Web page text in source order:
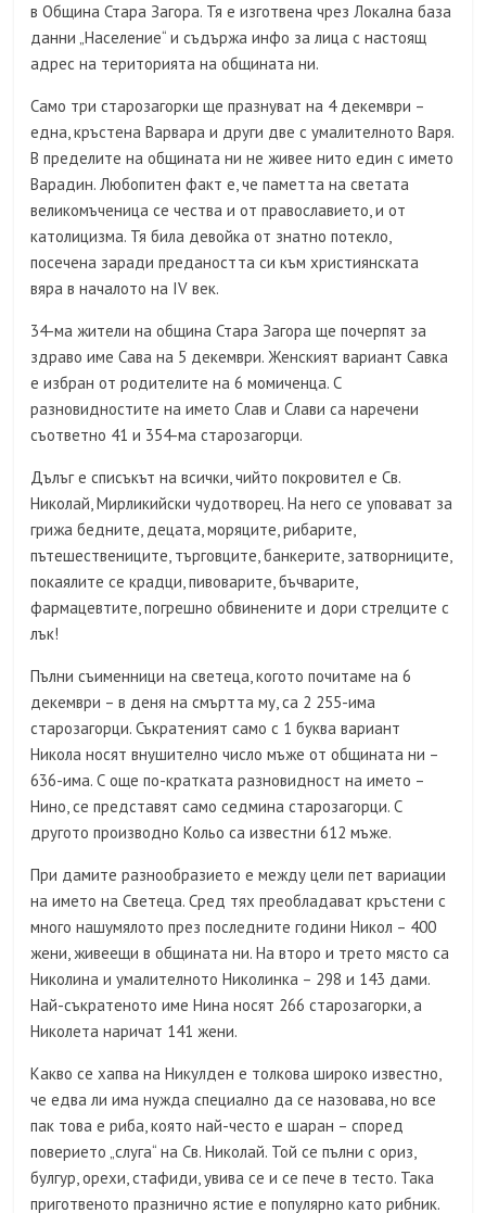
в Община Стара Загора. Тя е изготвена чрез Локална база
данни „Население“ и съдържа инфо за лица с настоящ
адрес на територията на общината ни.
Само три старозагорки ще празнуват на 4 декември –
една, кръстена Варвара и други две с умалителното Варя.
В пределите на общината ни не живее нито един с името
Варадин. Любопитен факт е, че паметта на светата
великомъченица се чества и от православието, и от
католицизма. Тя била девойка от знатно потекло,
посечена заради предаността си към християнската
вяра в началото на IV век.
34-ма жители на община Стара Загора ще почерпят за
здраво име Сава на 5 декември. Женският вариант Савка
е избран от родителите на 6 момиченца. С
разновидностите на името Слав и Слави са наречени
съответно 41 и 354-ма старозагорци.
Дълъг е списъкът на всички, чийто покровител е Св.
Николай, Мирликийски чудотворец. На него се уповават за
грижа бедните, децата, моряците, рибарите,
пътешествениците, търговците, банкерите, затворниците,
покаялите се крадци, пивоварите, бъчварите,
фармацевтите, погрешно обвинените и дори стрелците с
лък!
Пълни съименници на светеца, когото почитаме на 6
декември – в деня на смъртта му, са 2 255-има
старозагорци. Съкратеният само с 1 буква вариант
Никола носят внушително число мъже от общината ни –
636-има. С още по-кратката разновидност на името –
Нино, се представят само седмина старозагорци. С
другото производно Кольо са известни 612 мъже.
При дамите разнообразието е между цели пет вариации
на името на Светеца. Сред тях преобладават кръстени с
много нашумялото през последните години Никол – 400
жени, живеещи в общината ни. На второ и трето място са
Николина и умалителното Николинка – 298 и 143 дами.
Най-съкратеното име Нина носят 266 старозагорки, а
Николета наричат 141 жени.
Какво се хапва на Никулден е толкова широко известно,
че едва ли има нужда специално да се назовава, но все
пак това е риба, която най-често е шаран – според
поверието „слуга“ на Св. Николай. Той се пълни с ориз,
булгур, орехи, стафиди, увива се и се пече в тесто. Така
приготвеното празнично ястие е популярно като рибник.